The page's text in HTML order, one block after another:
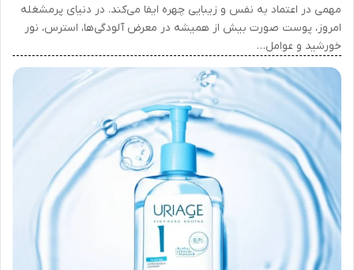
مهمی در اعتماد به نفس و زیبایی چهره ایفا می‌کند. در دنیای پرمشغله
امروز، پوست صورت بیش از همیشه در معرض آلودگی‌ها، استرس، نور
خورشید و عوامل…